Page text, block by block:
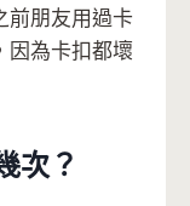
前朋友用過卡
因為卡扣都壞
次？